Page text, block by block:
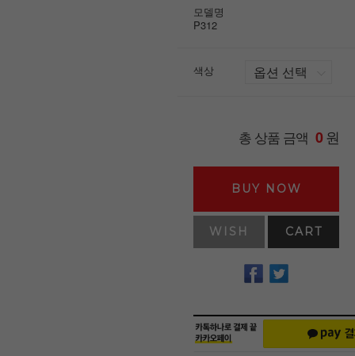
모델명
P312
색상
총 상품 금액 0원
BUY NOW
WISH CART